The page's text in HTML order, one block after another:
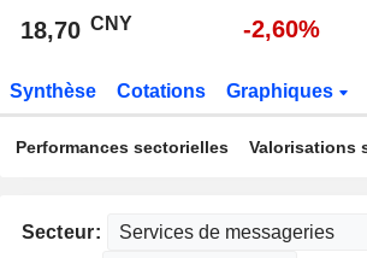
18,70 CNY -2,60%
Synthèse Cotations Graphiques
Performances sectorielles Valorisations
Secteur: